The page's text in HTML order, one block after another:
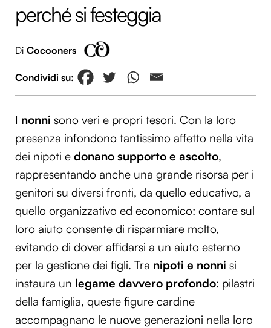
perché si festeggia
Di Cocooners
I nonni sono veri e propri tesori. Con la loro
presenza infondono tantissimo affetto nella vita
dei nipoti e donano supporto e ascolto,
rappresentando anche una grande risorsa per i
genitori su diversi fronti, da quello educativo, a
quello organizzativo ed economico: contare sul
loro aiuto consente di risparmiare molto,
evitando di dover affidarsi a un aiuto esterno
per la gestione dei figli. Tra nipoti e nonni si
instaura un legame davvero profondo: pilastri
della famiglia, queste figure cardine
accompagnano le nuove generazioni nella loro